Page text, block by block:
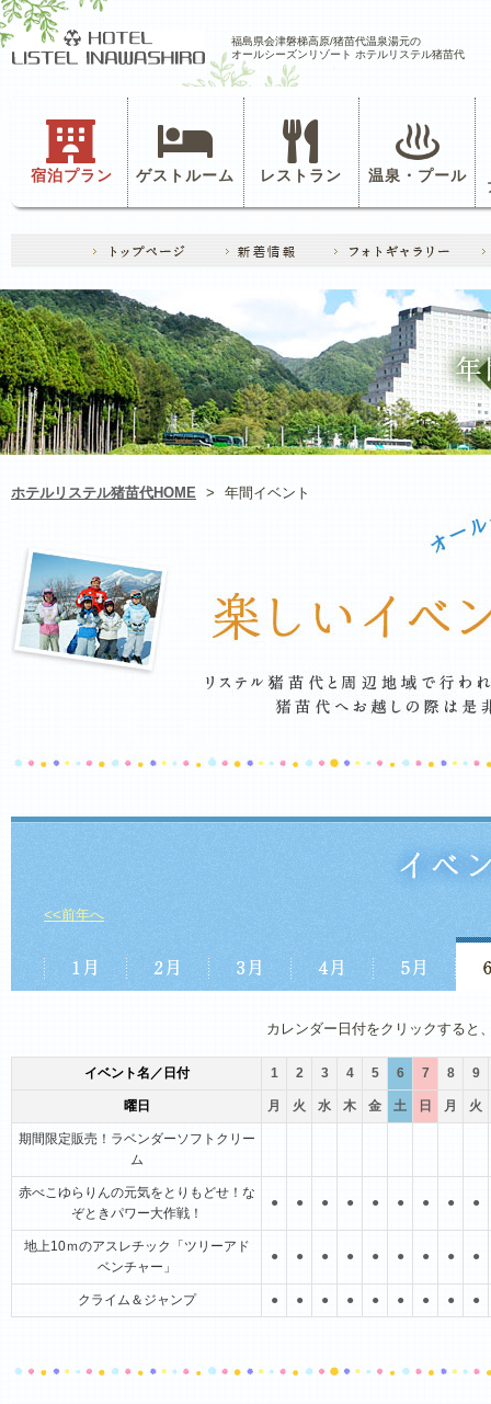
福島県会津磐梯高原/猪苗代温泉湯元の
オールシーズンリゾート ホテルリステル猪苗代
宿泊プラン ゲストルーム レストラン 温泉・プール
ホテルリステル猪苗代HOME > 年間イベント
<<前年へ
カレンダー日付をクリックすると
イベント名／日付 1 2 3 4 5 6 7 8 9
曜日 月 火 水 木 金 土 日 月 火
期間限定販売！ラベンダーソフトクリー
ム
赤べこゆらりんの元気をとりもどせ！な
ぞときパワー大作戦！
● ● ● ● ● ● ● ● ●
地上10ｍのアスレチック「ツリーアド
ベンチャー」
● ● ● ● ● ● ● ● ●
クライム＆ジャンプ ● ● ● ● ● ● ● ● ●